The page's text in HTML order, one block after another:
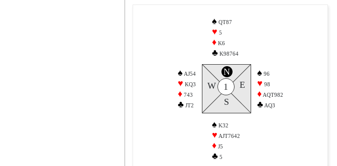
♠ QT87
♥ 5
♦ K6
♣ K98764
♠ AJ54
♥ KQ3
♦ 743
♣ JT2
N
S
W E
1
♠ 96
♥ 98
♦ AQT982
♣ AQ3
♠ K32
♥ AJT7642
♦ J5
♣ 5